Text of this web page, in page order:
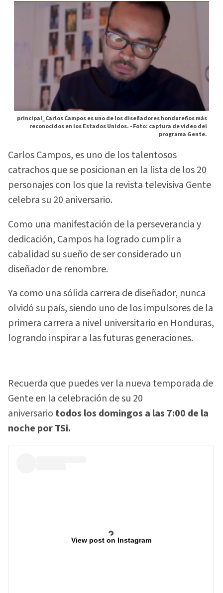
principal_Carlos Campos es uno de los diseñadores hondureños más
reconocidos en los Estados Unidos. -Foto: captura de video del
programa Gente.
Carlos Campos, es uno de los talentosos
catrachos que se posicionan en la lista de los 20
personajes con los que la revista televisiva Gente
celebra su 20 aniversario.
Como una manifestación de la perseverancia y
dedicación, Campos ha logrado cumplir a
cabalidad su sueño de ser considerado un
diseñador de renombre.
Ya como una sólida carrera de diseñador, nunca
olvidó su país, siendo uno de los impulsores de la
primera carrera a nivel universitario en Honduras,
logrando inspirar a las futuras generaciones.
Recuerda que puedes ver la nueva temporada de
Gente en la celebración de su 20
aniversario todos los domingos a las 7:00 de la
noche por TSi.
View post on Instagram